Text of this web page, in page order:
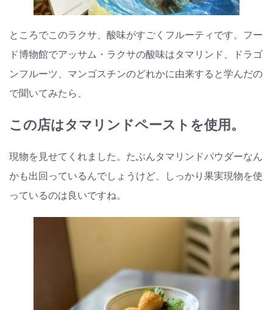
ところでこのラクサ、酸味がすごくフルーティです。フー
ド博物館でアッサム・ラクサの酸味はタマリンド、ドラゴ
ンフルーツ、マンゴスチンのどれかに由来すると学んだの
で聞いてみたら、
この店はタマリンドペーストを使用。
現物を見せてくれました。たぶんタマリンドパウダーなん
かも出回っているんでしょうけど、しっかり果実現物を使
っているのは良いですね。